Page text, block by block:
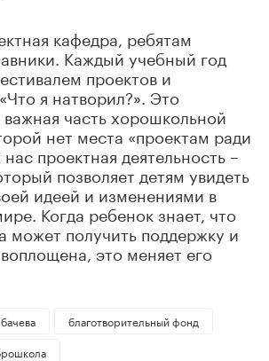
кафедра, ребятам
Каждый учебный год
проектов и
я натворил?». Это
важная часть хорошкольной
нет места «проектам ради
проектная деятельность –
позволяет детям увидеть
идеей и изменениями в
Когда ребенок знает, что
может получить поддержку и
это меняет его
благотворительный фонд